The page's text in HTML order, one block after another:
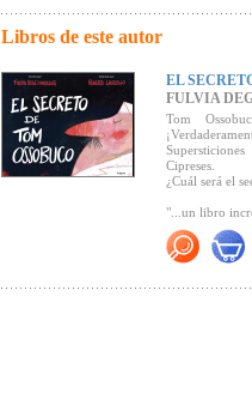
Libros de este autor
EL
FULVIA
Tom
Cipreses.
¿Cuál será el
"...un libro
"...consigue
Kirico ).